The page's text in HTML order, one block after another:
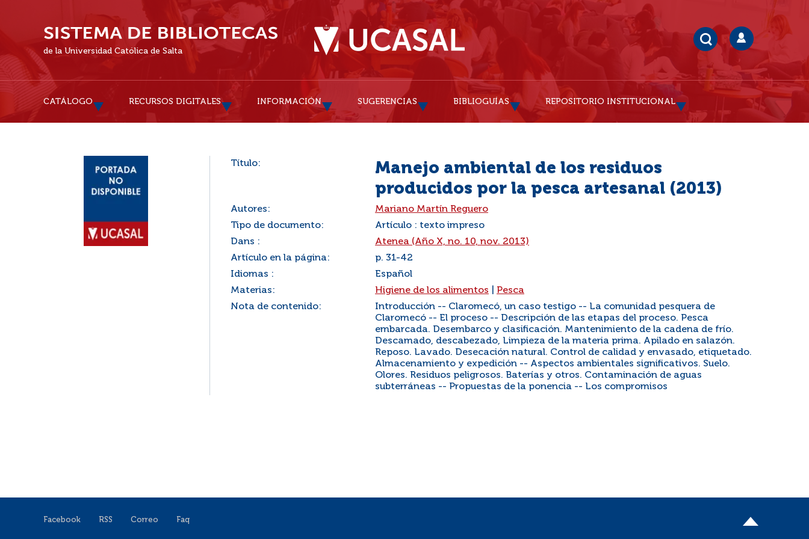
de la Universidad Católica de Salta
CATÁLOGO RECURSOS DIGITALES INFORMACIÓN SUGERENCIAS BIBLIOGUÍAS REPOSITORIO INSTITUCIONAL
Título:
Manejo ambiental de los residuos
producidos por la pesca artesanal (2013)
Autores:
Mariano Martín Reguero
Tipo de documento:
Artículo : texto impreso
Dans :
Atenea (Año X, no. 10, nov. 2013)
Artículo en la página:
p. 31-42
Idiomas :
Español
Materias:
Higiene de los alimentos
Pesca
Nota de contenido:
Introducción -- Claromecó, un caso testigo -- La comunidad pesquera de
Claromecó -- El proceso -- Descripción de las etapas del proceso. Pesca
embarcada. Desembarco y clasificación. Mantenimiento de la cadena de frío.
Descamado, descabezado, Limpieza de la materia prima. Apilado en salazón.
Reposo. Lavado. Desecación natural. Control de calidad y envasado, etiquetado.
Almacenamiento y expedición -- Aspectos ambientales significativos. Suelo.
Olores. Residuos peligrosos. Baterías y otros. Contaminación de aguas
subterráneas -- Propuestas de la ponencia -- Los compromisos
Facebook RSS Correo Faq